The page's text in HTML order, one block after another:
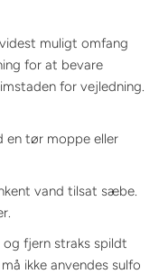
muligt omfang
for at bevare
for vejledning.
en tør moppe eller
vand tilsat sæbe.
fjern straks spildt
ikke anvendes sulfo